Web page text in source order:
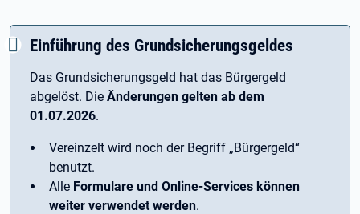
Einführung des Grundsicherungsgeldes
Das Grundsicherungsgeld hat das Bürgergeld
abgelöst. Die Änderungen gelten ab dem
01.07.2026.
Vereinzelt wird noch der Begriff ­„Bürgergeld“
benutzt.
Alle Formulare und Online-Services können
weiter verwendet werden.